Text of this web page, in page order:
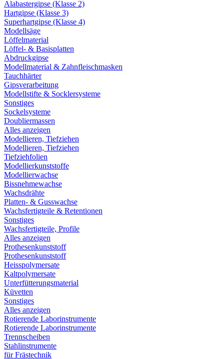
Alabastergipse (Klasse 2)
Hartgipse (Klasse 3)
Superhartgipse (Klasse 4)
Modellsäge
Löffelmaterial
Löffel- & Basisplatten
Abdruckgipse
Modellmaterial & Zahnfleischmasken
Tauchhärter
Gipsverarbeitung
Modellstifte & Socklersysteme
Sonstiges
Sockelsysteme
Doubliermassen
Alles anzeigen
Modellieren, Tiefziehen
Modellieren, Tiefziehen
Tiefziehfolien
Modellierkunststoffe
Modellierwachse
Bissnehmewachse
Wachsdrähte
Platten- & Gusswachse
Wachsfertigteile & Retentionen
Sonstiges
Wachsfertigteile, Profile
Alles anzeigen
Prothesenkunststoff
Prothesenkunststoff
Heisspolymersate
Kaltpolymersate
Unterfütterungsmaterial
Küvetten
Sonstiges
Alles anzeigen
Rotierende Laborinstrumente
Rotierende Laborinstrumente
Trennscheiben
Stahlinstrumente
für Frästechnik